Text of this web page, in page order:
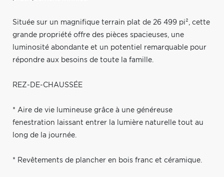
Située sur un magnifique terrain plat de 26 499 pi², cette
grande propriété offre des pièces spacieuses, une
luminosité abondante et un potentiel remarquable pour
répondre aux besoins de toute la famille.
REZ-DE-CHAUSSÉE
* Aire de vie lumineuse grâce à une généreuse
fenestration laissant entrer la lumière naturelle tout au
long de la journée.
* Revêtements de plancher en bois franc et céramique.